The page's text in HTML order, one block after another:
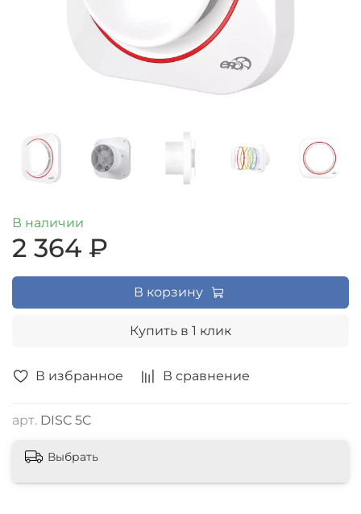
В избранное В сравнение
арт. DISC 5C
В наличии
2 364 ₽
В корзину
Купить в 1 клик
Выбрать